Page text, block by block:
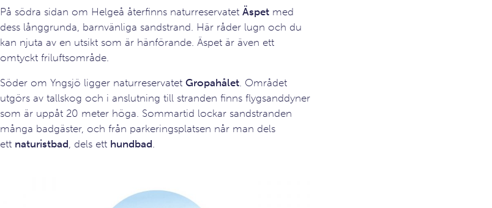
På södra sidan om Helgeå återfinns naturreservatet Äspetmed
dess långgrunda, barnvänliga sandstrand. Här råder lugn och du
kan njuta av en utsikt som är hänförande. Äspet är även ett
omtyckt friluftsområde.
Söder om Yngsjö ligger naturreservatet Gropahålet. Området
utgörs av tallskog och i anslutning till stranden finns flygsanddyner
som är uppåt 20 meter höga. Sommartid lockar sandstranden
många badgäster, och från parkeringsplatsen når man dels
ett naturistbad, dels ett hundbad.